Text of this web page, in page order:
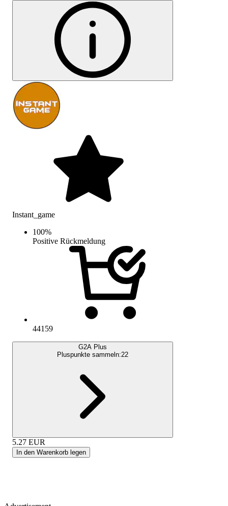
Instant_game
100%
Positive Rückmeldung
44159
G2A Plus
Pluspunkte sammeln:22
5.27 EUR
In den Warenkorb legen